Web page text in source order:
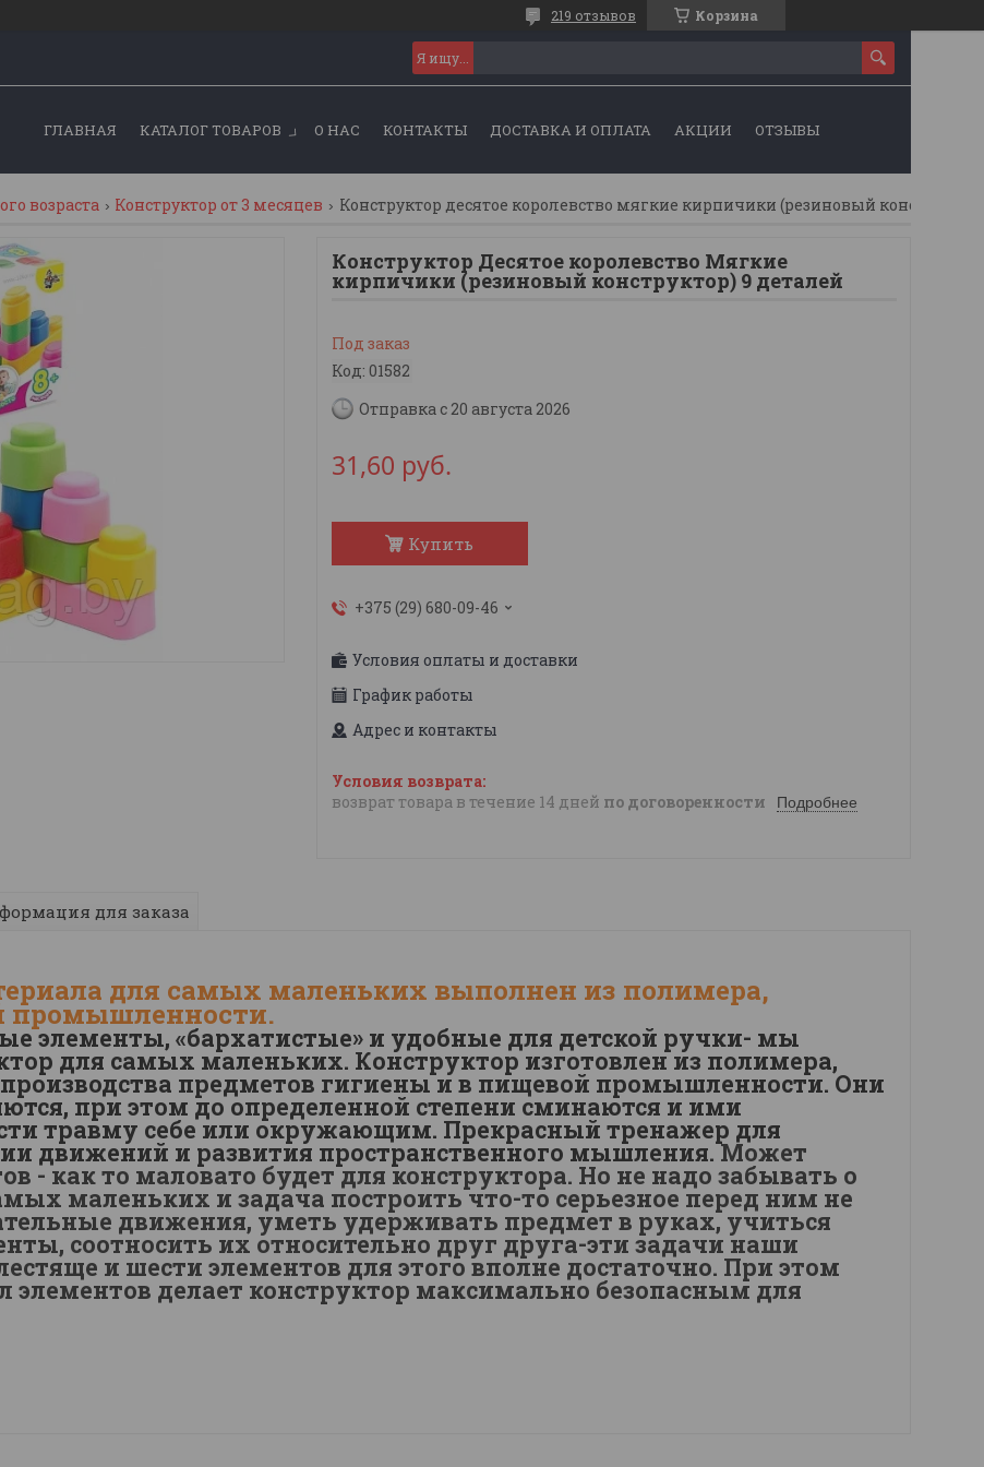
Корзина
219 отзывов
ГЛАВНАЯ КАТАЛОГ ТОВАРОВ О НАС КОНТАКТЫ ДОСТАВКА И ОПЛАТА АКЦИИ ОТЗЫВЫ
возраста Конструктор от 3 месяцев
Конструктор Десятое королевство Мягкие
кирпичики (резиновый конструктор) 9 деталей
Под заказ
Код: 01582
Отправка с 20 августа 2026
31,60 руб.
Купить
+375 (29) 680-09-46
Условия оплаты и доставки
График работы
Адрес и контакты
возврат товара в течение 14 дней по договоренности Подробнее
для заказа
для самых маленьких выполнен из полимера,
промышленности.
элементы, «бархатистые» и удобные для детской ручки- мы
для самых маленьких. Конструктор изготовлен из полимера,
предметов гигиены и в пищевой промышленности. Они
при этом до определенной степени сминаются и ими
травму себе или окружающим. Прекрасный тренажер для
движений и развития пространственного мышления.Может
- как то маловато будет для конструктора. Но не надо забывать о
маленьких и задача построить что-то серьезное перед ним не
движения, уметь удерживать предмет в руках, учиться
соотносить их относительно друг друга-эти задачи наши
и шести элементов для этого вполне достаточно. При этом
элементов делает конструктор максимально безопасным для